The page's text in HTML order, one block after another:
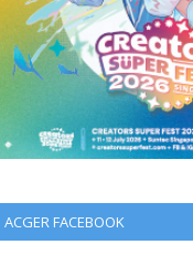
ACGER FACEBOOK